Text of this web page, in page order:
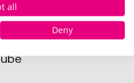
all
Deny